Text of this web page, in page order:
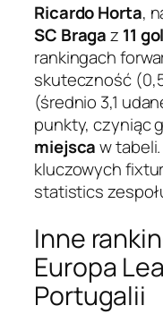
Ricardo Horta,
SC Bragaz 11
rankingach
skuteczność
(średnio 3,1
punkty, czyniąc
miejscaw tabeli.
kluczowych
statistics
Inne
Europa
Portugalii